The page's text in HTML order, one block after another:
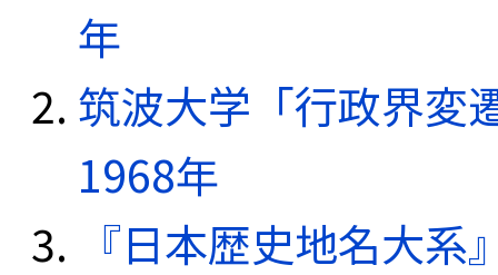
年
筑波大学「行政界変
1968年
『日本歴史地名大